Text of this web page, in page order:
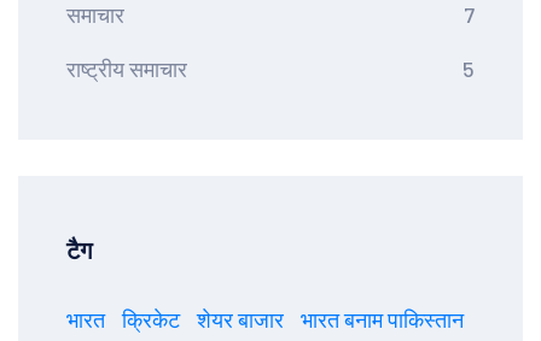
समाचार 7
राष्ट्रीय समाचार 5
टैग
भारत क्रिकेट शेयर बाजार
भारत बनाम पाकिस्तान